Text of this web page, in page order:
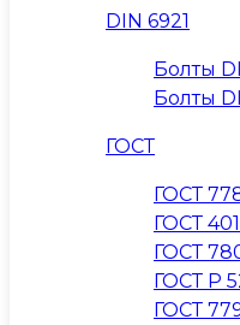
DIN 6921
Болты
Болты
ГОСТ
ГОСТ
ГОСТ
ГОСТ
ГОСТ Р
ГОСТ